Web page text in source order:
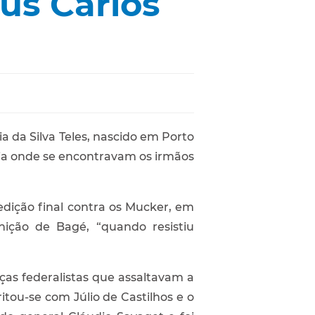
da Silva Teles, nascido em Porto
onde se encontravam os irmãos
final contra os Mucker, em
de Bagé, “quando resistiu
federalistas que assaltavam a
se com Júlio de Castilhos e o